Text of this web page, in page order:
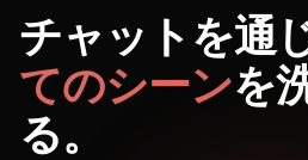
チャットを通
てのシーンを
る。